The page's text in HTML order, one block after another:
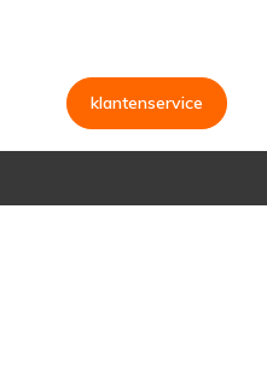
klantenservice